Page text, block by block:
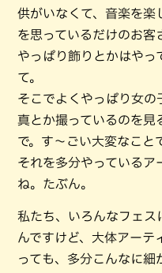
供がいなくて、音楽を楽
を思っているだけのお客
やっぱり飾りとかはやっ
て。
そこでよくやっぱり女
真とか撮っているのを見
で。す～ごい大変なこと
それを多分やっているア
ね。たぶん。
私たち、いろんなフェス
んですけど、大体アーテ
っても、多分こんなに細